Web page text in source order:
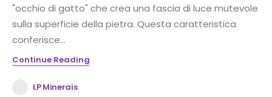
"occhio di gatto" che crea una fascia di luce mutevole
sulla superficie della pietra. Questa caratteristica
conferisce...
Continue Reading
LP Minerais